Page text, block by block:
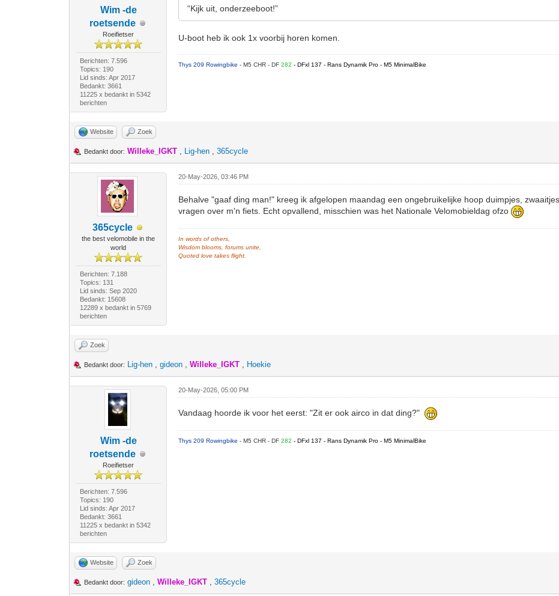
Wim -de
roetsende
Roeifietser
Berichten: 7.596
Topics: 190
Lid sinds: Apr 2017
Bedankt: 3661
11225 x bedankt in 5342
berichten
“Kijk uit, onderzeeboot!”
U-boot heb ik ook 1x voorbij horen komen.
Thys 209 Rowingbike- M5 CHR - DF282- DFxl 137 - Rans Dynamik Pro - M5 MinimalBike
Website Zoek
Bedankt door: Willeke_IGKT , Lig-hen ,365cycle
365cycle
the best velomobile in the
world
Berichten: 7.188
Topics: 131
Lid sinds: Sep 2020
Bedankt: 15608
12289 x bedankt in 5769
berichten
20-May-2026, 03:46 PM
Behalve "gaaf ding man!" kreeg ik afgelopen maandag een ongebruikelijke hoop duimpjes,
vragen over m'n fiets. Echt opvallend, misschien was het Nationale Velomobieldag ofzo
In words of others,
Wisdom blooms, forums unite,
Quoted love takes flight.
Zoek
Bedankt door: Lig-hen ,gideon ,Willeke_IGKT , Hoekie
Wim -de
roetsende
Roeifietser
Berichten: 7.596
Topics: 190
Lid sinds: Apr 2017
Bedankt: 3661
11225 x bedankt in 5342
berichten
20-May-2026, 05:00 PM
Vandaag hoorde ik voor het eerst: "Zit er ook airco in dat ding?"
Thys 209 Rowingbike- M5 CHR - DF282- DFxl 137 - Rans Dynamik Pro - M5 MinimalBike
Website Zoek
Bedankt door: gideon ,Willeke_IGKT ,365cycle